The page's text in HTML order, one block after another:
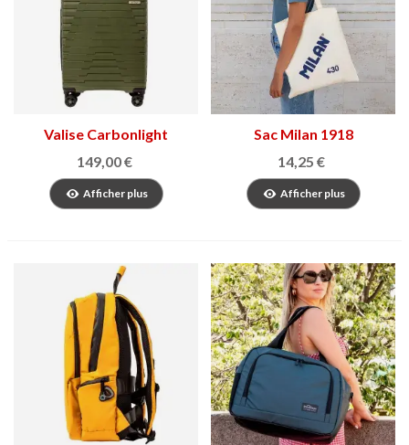
Valise Carbonlight
Stivibags
149,00 €
Afficher plus
Sac Milan 1918
14,25 €
Afficher plus